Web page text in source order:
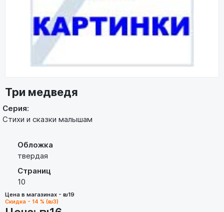
Три медведя
Серия:
Стихи и сказки малышам
Обложка
твердая
Страниц
10
Цена в магазинах - ₪19
Скидка - 14 % (₪3)